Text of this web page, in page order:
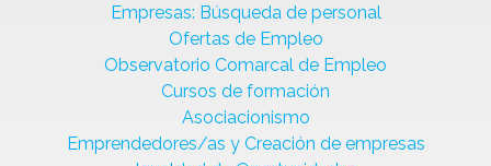
Empresas: Búsqueda de personal
Ofertas de Empleo
Observatorio Comarcal de Empleo
Cursos de formación
Asociacionismo
Emprendedores/as y Creación de empresas